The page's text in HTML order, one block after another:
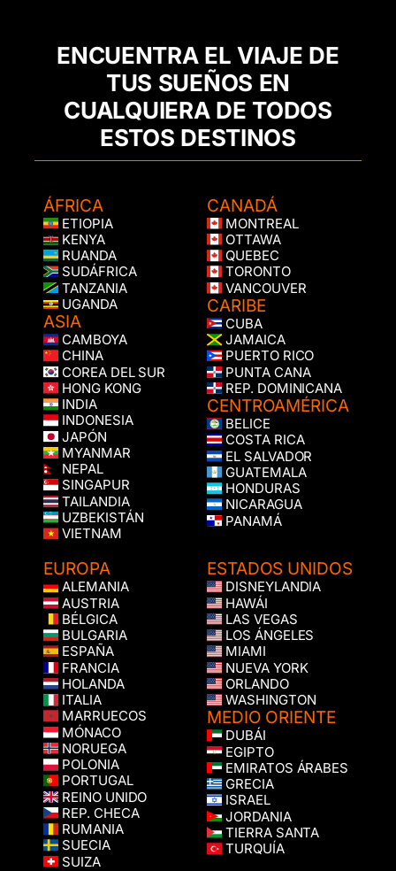
ENCUENTRA EL VIAJE DE
TUS SUEÑOS EN
CUALQUIERA DE TODOS
ESTOS DESTINOS
ÁFRICA
ETIOPIA
KENYA
RUANDA
SUDÁFRICA
TANZANIA
UGANDA
ASIA
CAMBOYA
CHINA
COREA DEL SUR
HONG KONG
INDIA
INDONESIA
JAPÓN
MYANMAR
NEPAL
SINGAPUR
TAILANDIA
UZBEKISTÁN
VIETNAM
CANADÁ
MONTREAL
OTTAWA
QUEBEC
TORONTO
VANCOUVER
CARIBE
CUBA
JAMAICA
PUERTO RICO
PUNTA CANA
REP. DOMINICANA
CENTROAMÉRICA
BELICE
COSTA RICA
EL SALVADOR
GUATEMALA
HONDURAS
NICARAGUA
PANAMÁ
EUROPA
ALEMANIA
AUSTRIA
BÉLGICA
BULGARIA
ESPAÑA
FRANCIA
HOLANDA
ITALIA
MARRUECOS
MÓNACO
NORUEGA
POLONIA
PORTUGAL
REINO UNIDO
REP. CHECA
RUMANIA
SUECIA
SUIZA
ESTADOS UNIDOS
DISNEYLANDIA
HAWÁI
LAS VEGAS
LOS ÁNGELES
MIAMI
NUEVA YORK
ORLANDO
WASHINGTON
MEDIO ORIENTE
DUBÁI
EGIPTO
EMIRATOS ÁRABES
GRECIA
ISRAEL
JORDANIA
TIERRA SANTA
TURQUÍA